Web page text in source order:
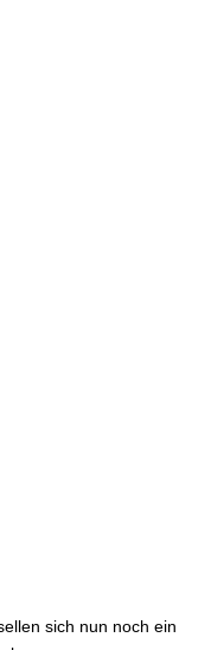
sich nun noch ein